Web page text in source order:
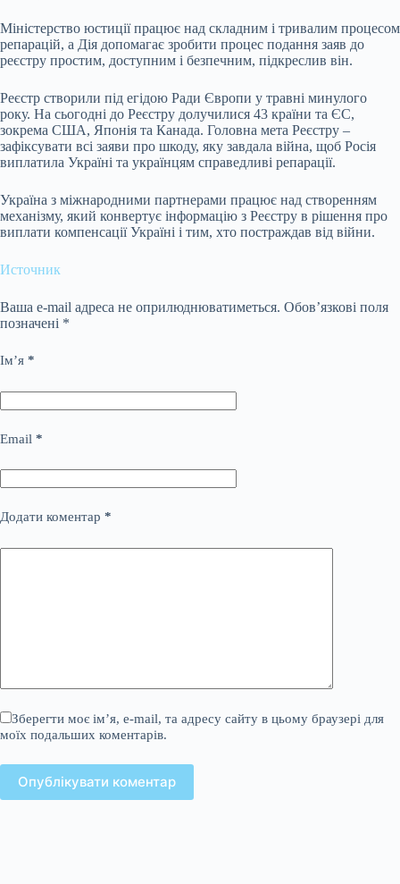
Міністерство юстиції працює над складним і тривалим процесом
репарацій, а Дія допомагає зробити процес подання заяв до
реєстру простим, доступним і безпечним, підкреслив він.
Реєстр створили під егідою Ради Європи у травні минулого
року. На сьогодні до Реєстру долучилися 43 країни та ЄС,
зокрема США, Японія та Канада. Головна мета Реєстру –
зафіксувати всі заяви про шкоду, яку завдала війна, щоб Росія
виплатила Україні та українцям справедливі репарації.
Україна з міжнародними партнерами працює над створенням
механізму, який конвертує інформацію з Реєстру в рішення про
виплати компенсації Україні і тим, хто постраждав від війни.
Источник
Ваша e-mail адреса не оприлюднюватиметься. Обов’язкові поля
позначені *
Ім’я *
Email *
Додати коментар *
Зберегти моє ім’я, e-mail, та адресу сайту в цьому браузері для
моїх подальших коментарів.
Опублікувати коментар